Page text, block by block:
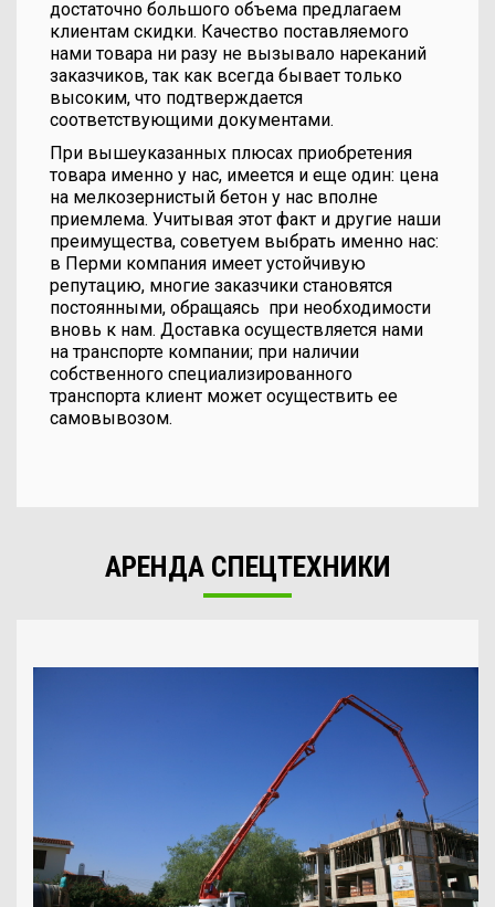
достаточно большого объема предлагаем
клиентам скидки. Качество поставляемого
нами товара ни разу не вызывало нареканий
заказчиков, так как всегда бывает только
высоким, что подтверждается
соответствующими документами.
При вышеуказанных плюсах приобретения
товара именно у нас, имеется и еще один: цена
на мелкозернистый бетон у нас вполне
приемлема. Учитывая этот факт и другие наши
преимущества, советуем выбрать именно нас:
в Перми компания имеет устойчивую
репутацию, многие заказчики становятся
постоянными, обращаясь при необходимости
вновь к нам. Доставка осуществляется нами
на транспорте компании; при наличии
собственного специализированного
транспорта клиент может осуществить ее
самовывозом.
АРЕНДА СПЕЦТЕХНИКИ